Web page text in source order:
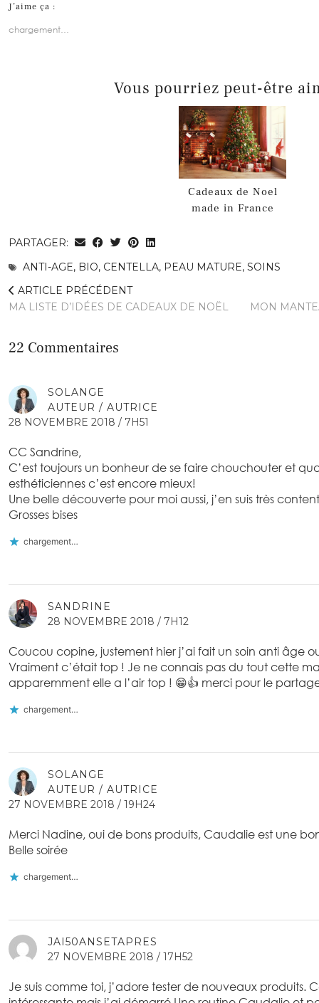
J’aime ça :
chargement…
Vous pourriez peut-être
Cadeaux de Noel
made in France
PARTAGER:
ANTI-AGE, BIO, CENTELLA, PEAU MATURE, SOINS
ARTICLE PRÉCÉDENT
MA LISTE D’IDÉES DE CADEAUX DE NOËL
MON
22 Commentaires
SOLANGE
AUTEUR / AUTRICE
28 NOVEMBRE 2018 / 7H51
CC Sandrine,
C’est toujours un bonheur de se faire chouchouter et
esthéticiennes c’est encore mieux!
Une belle découverte pour moi aussi, j’en suis très
Grosses bises
chargement…
SANDRINE
28 NOVEMBRE 2018 / 7H12
Coucou copine, justement hier j’ai fait un soin anti âge
Vraiment c’était top ! Je ne connais pas du tout cette
apparemment elle a l’air top ! 😁👍 merci pour le partage
chargement…
SOLANGE
AUTEUR / AUTRICE
27 NOVEMBRE 2018 / 19H24
Merci Nadine, oui de bons produits, Caudalie est une
Belle soirée
chargement…
JAI50ANSETAPRES
27 NOVEMBRE 2018 / 17H52
Je suis comme toi, j’adore tester de nouveaux produits.